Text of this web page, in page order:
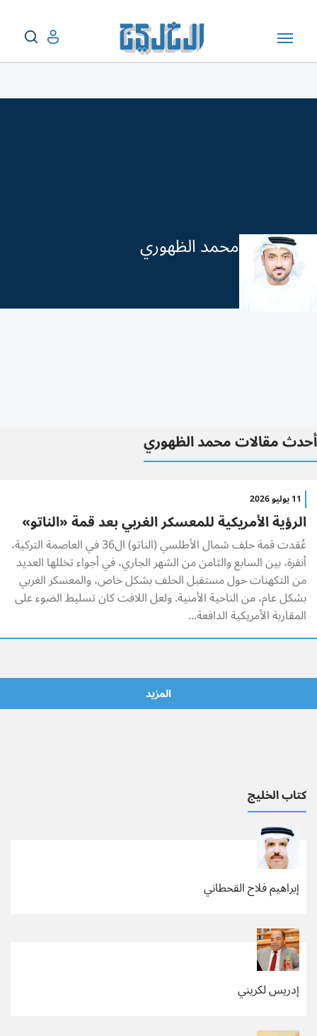
محمد الظهوري
أحدث مقالات محمد الظهوري
11 يوليو 2026
الرؤية الأمريكية للمعسكر الغربي بعد قمة «الناتو»
عُقدت قمة حلف شمال الأطلسي (الناتو) ال36 في العاصمة التركية،
أنقرة، بين السابع والثامن من الشهر الجاري، في أجواء تخللها العديد
من التكهنات حول مستقبل الحلف بشكل خاص، والمعسكر الغربي
بشكل عام، من الناحية الأمنية. ولعل اللافت كان تسليط الضوء على
المقاربة الأمريكية الدافعة...
المزيد
كتاب الخليج
إبراهيم فلاح القحطاني
إدريس لكريني